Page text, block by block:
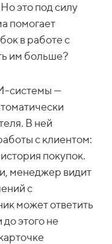
это под силу
помогает
в работе с
им больше?
системы —
В ней
с клиентом:
покупок.
менеджер видит
с
может ответить
этого не